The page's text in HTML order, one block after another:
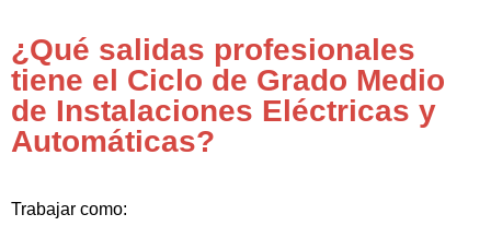
¿Qué salidas profesionales
tiene el Ciclo de Grado Medio
de Instalaciones Eléctricas y
Automáticas?
Trabajar como: